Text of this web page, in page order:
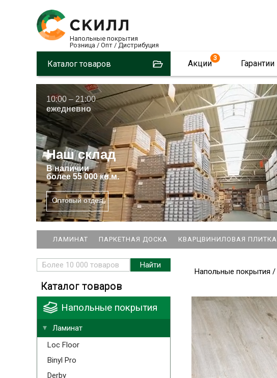
Напольные покрытия
Розница / Опт / Дистрибуция
Каталог товаров Акции
3
Гарантии
10:00 – 21:00
ежедневно
Наш склад
Вналичии
более 55 000 кв.м.
Оптовый отдел
ЛАМИНАТ ПАРКЕТНАЯ ДОСКА КВАРЦВИНИЛОВАЯ ПЛИТКА
Напольные покрытия /
Каталог товаров
Напольные покрытия
Ламинат
Loc Floor
Binyl Pro
Derby